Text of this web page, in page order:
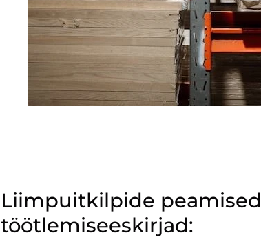
Liimpuitkilpide peamised
töötlemiseeskirjad: